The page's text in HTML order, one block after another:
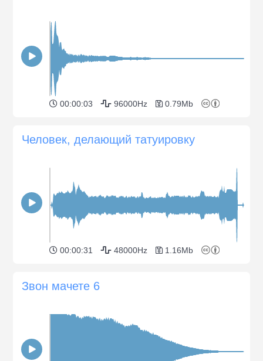
00:00:03 96000Hz 0.79Mb
Человек, делающий татуировку
00:00:31 48000Hz 1.16Mb
Звон мачете 6